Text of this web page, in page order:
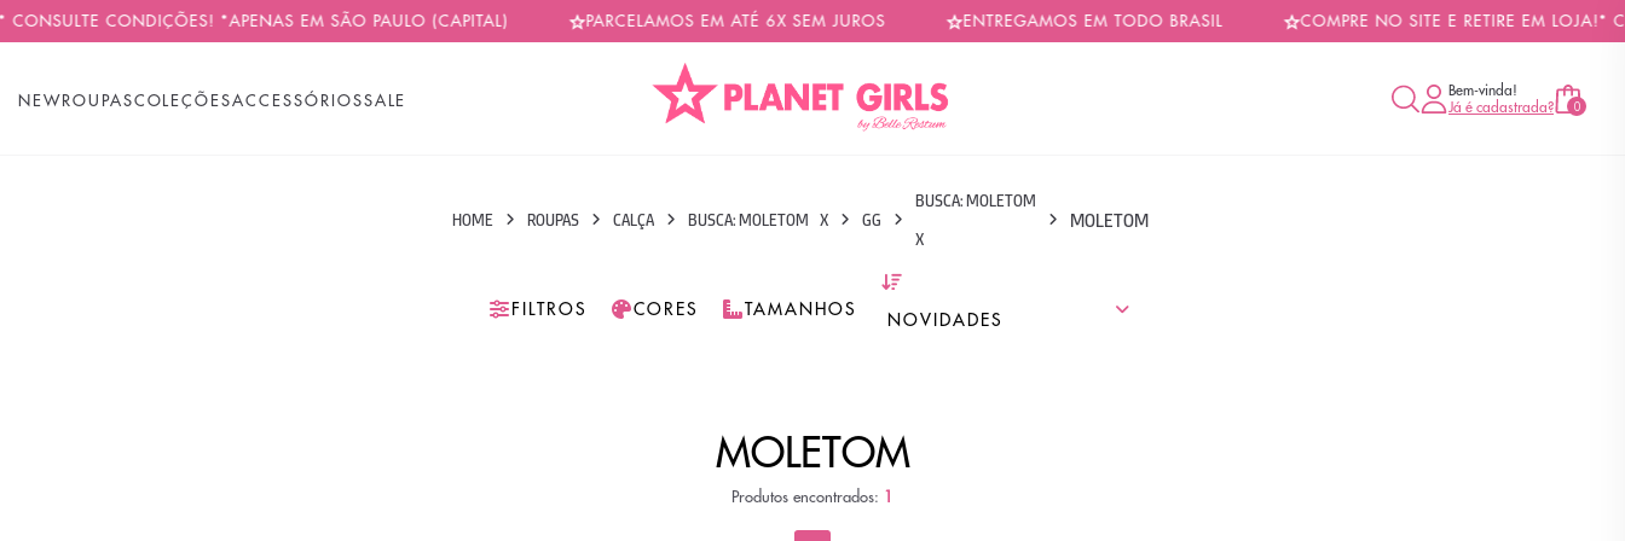
CONDIÇÕES! *APENAS EM SÃO PAULO (CAPITAL) PARCELAMOS EM ATÉ 6X SEM JUROS ENTREGAMOS EM TODO BRASIL COMPRE NO SITE E RETIRE EM LOJA!*
NEWROUPASCOLEÇÕESACCESSÓRIOSSALE
Bem-vinda!
Já é cadastrada?
0
HOME ROUPAS CALÇA BUSCA: MOLETOM X GG
BUSCA: MOLETOM
X
MOLETOM
FILTROS CORES TAMANHOS
MOLETOM
Produtos encontrados: 1